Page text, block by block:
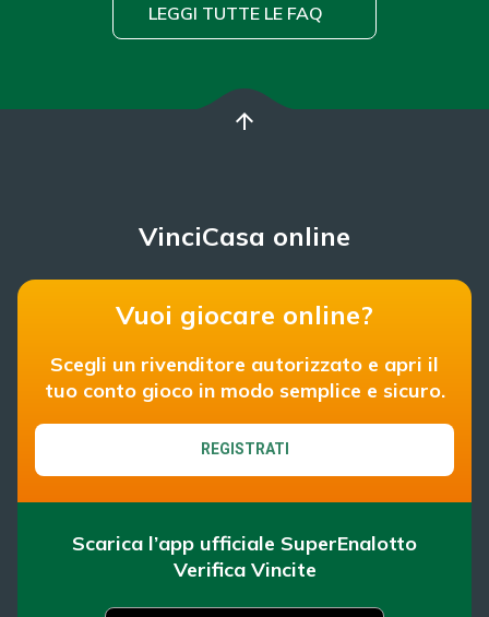
LEGGI TUTTE LE FAQ
arrow_upward
VinciCasa online
Vuoi giocare online?
Scegli un rivenditore autorizzato e apri il
tuo conto gioco in modo semplice e sicuro.
REGISTRATI
Scarica l’app ufficiale SuperEnalotto
Verifica Vincite